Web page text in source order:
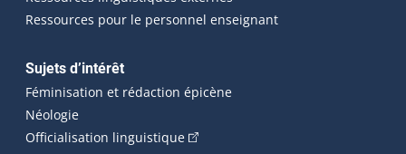
Ressources pour le personnel enseignant
Sujets d’intérêt
Féminisation et rédaction épicène
Néologie
Officialisation linguistique(Cet hyperlien externe s'ouvrira